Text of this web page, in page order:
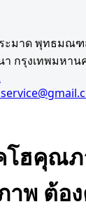
ะมาด พุทธมณฑ
กรุงเทพมหาน
โฮคุณภ
าพ ต้อ